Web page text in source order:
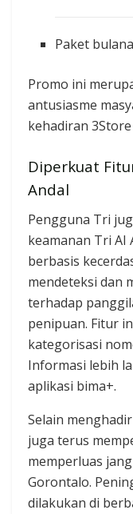
Paket
Promo ini
antusiasme
kehadiran
Diperkuat
Andal
Pengguna Tri
keamanan Tri AI
berbasis
mendeteksi dan
terhadap
penipuan. Fitur
kategorisasi
Informasi lebih
aplikasi bima+.
Selain
juga terus
memperluas
Gorontalo.
dilakukan di